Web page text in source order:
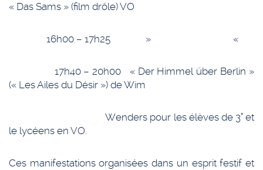
« Das Sams » (film drôle) VO
16h00 – 17h25 » «
17h40 – 20h00 « Der Himmel über Berlin »
(« Les Ailes du Désir ») de Wim
Wenders pour les élèves de 3° et
le lycéens en VO.
Ces manifestations organisées dans un esprit festif et